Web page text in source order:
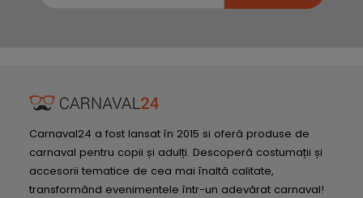
Carnaval24 a fost lansat în 2015 si oferă produse de
carnaval pentru copii și adulți. Descoperă costumații și
accesorii tematice de cea mai înaltă calitate,
transformând evenimentele într-un adevărat carnaval!